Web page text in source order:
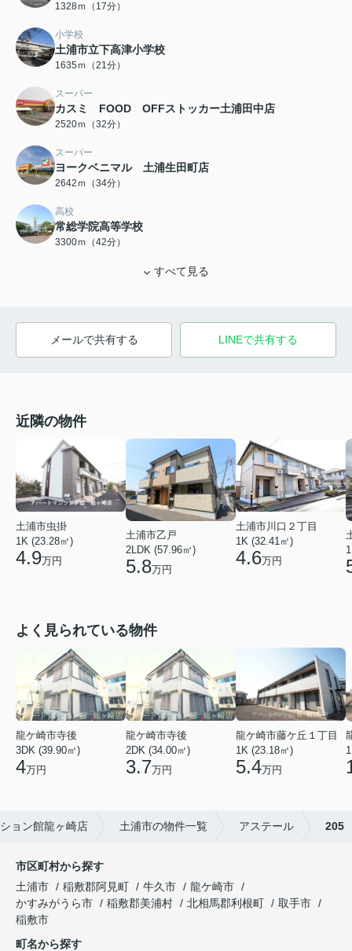
1328ｍ（17分）
小学校
土浦市立下高津小学校
1635ｍ（21分）
スーパー
カスミ FOOD OFFストッカー土浦田中店
2520ｍ（32分）
スーパー
ヨークベニマル 土浦生田町店
2642ｍ（34分）
高校
常総学院高等学校
3300ｍ（42分）
すべて見る
メールで共有する LINEで共有する
近隣の物件
土浦市虫掛
1K (23.28㎡)
4.9万円
土浦市乙戸
2LDK (57.96㎡)
5.8万円
土浦市川口２丁目
1K (32.41㎡)
4.6万円
よく見られている物件
龍ケ崎市寺後
3DK (39.90㎡)
4万円
龍ケ崎市寺後
2DK (34.00㎡)
3.7万円
龍ケ崎市藤ケ丘１丁目
1K (23.18㎡)
5.4万円
ョン館龍ヶ崎店 土浦市の物件一覧 アステール 205
市区町村から探す
土浦市
稲敷郡阿見町 牛久市
龍ケ崎市
かすみがうら市
稲敷郡美浦村 北相馬郡利根町
取手市
稲敷市
町名から探す